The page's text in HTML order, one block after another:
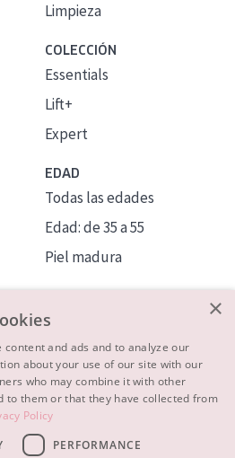
Limpieza
COLECCIÓN
Essentials
Lift+
Expert
EDAD
Todas las edades
Edad: de 35 a 55
Piel madura
×
and ads and to analyze our
about your use of our site with our
who may combine it with other
to them or that they have collected from
Policy
PERFORMANCE